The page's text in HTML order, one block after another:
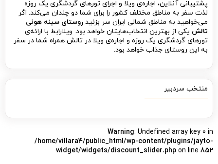
پشتیبانی آنلاین، اجاره‌ی ویلا و اجرای تورهای گردشگری یک روزه
لذت سفر به مناطق مختلف کشور را برای شما دو چندان می‌کند. اگر
می‌خواهید به مناطق شمالی ایران سر بزنید روستای سینه هونی
تالش یکی از بهترین انتخاب‌هایتان خواهد بود. ویلارابط با ارائه‌ی
تورهای گردشگری یک روزه و اجاره‌ی ویلا در تالش همراه شما در سفر
به این روستای جذاب خواهد بود.
منتخب سردبیر
Warning: Undefined array key 0 in
/home/villara4/public_html/wp-content/plugins/jayto-
widget/widgets/discount_slider.php on line 852